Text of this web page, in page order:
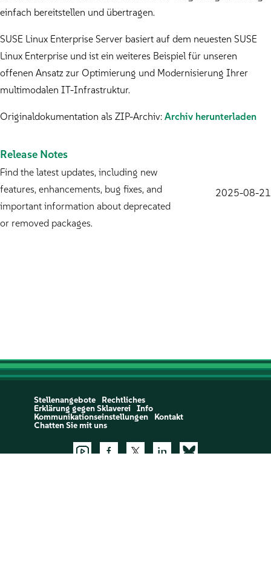
einfach bereitstellen und übertragen.
SUSE Linux Enterprise Server basiert auf dem neuesten SUSE
Linux Enterprise und ist ein weiteres Beispiel für unseren
offenen Ansatz zur Optimierung und Modernisierung Ihrer
multimodalen IT-Infrastruktur.
Originaldokumentation als ZIP-Archiv: Archiv herunterladen
Release Notes
Find the latest updates, including new
features, enhancements, bug fixes, and
important information about deprecated
or removed packages.
2025-08-21
Stellenangebote
Rechtliches
Erklärung gegen Sklaverei
Info
Kommunikationseinstellungen
Kontakt
Chatten Sie mit uns